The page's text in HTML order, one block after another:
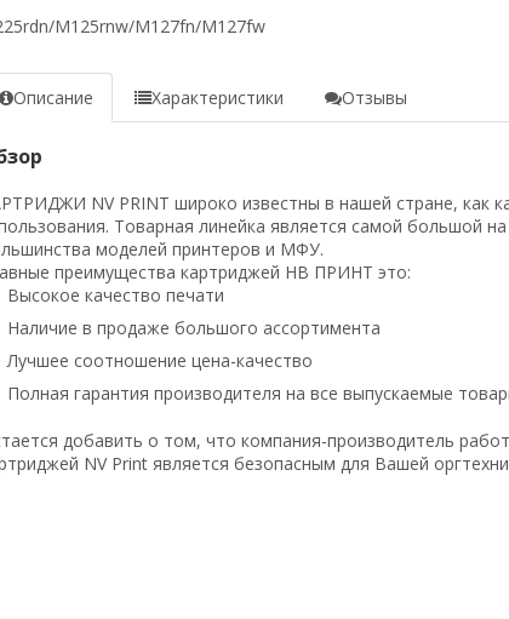
Описание Характеристики Отзывы
NV PRINT широко известны в нашей стране, как
Товарная линейка является самой большой
моделей принтеров и МФУ.
преимущества картриджей НВ ПРИНТ это:
Высокое качество печати
Наличие в продаже большого ассортимента
Лучшее соотношение цена-качество
Полная гарантия производителя на все выпускаемые
добавить о том, что компания-производитель
NV Print является безопасным для Вашей